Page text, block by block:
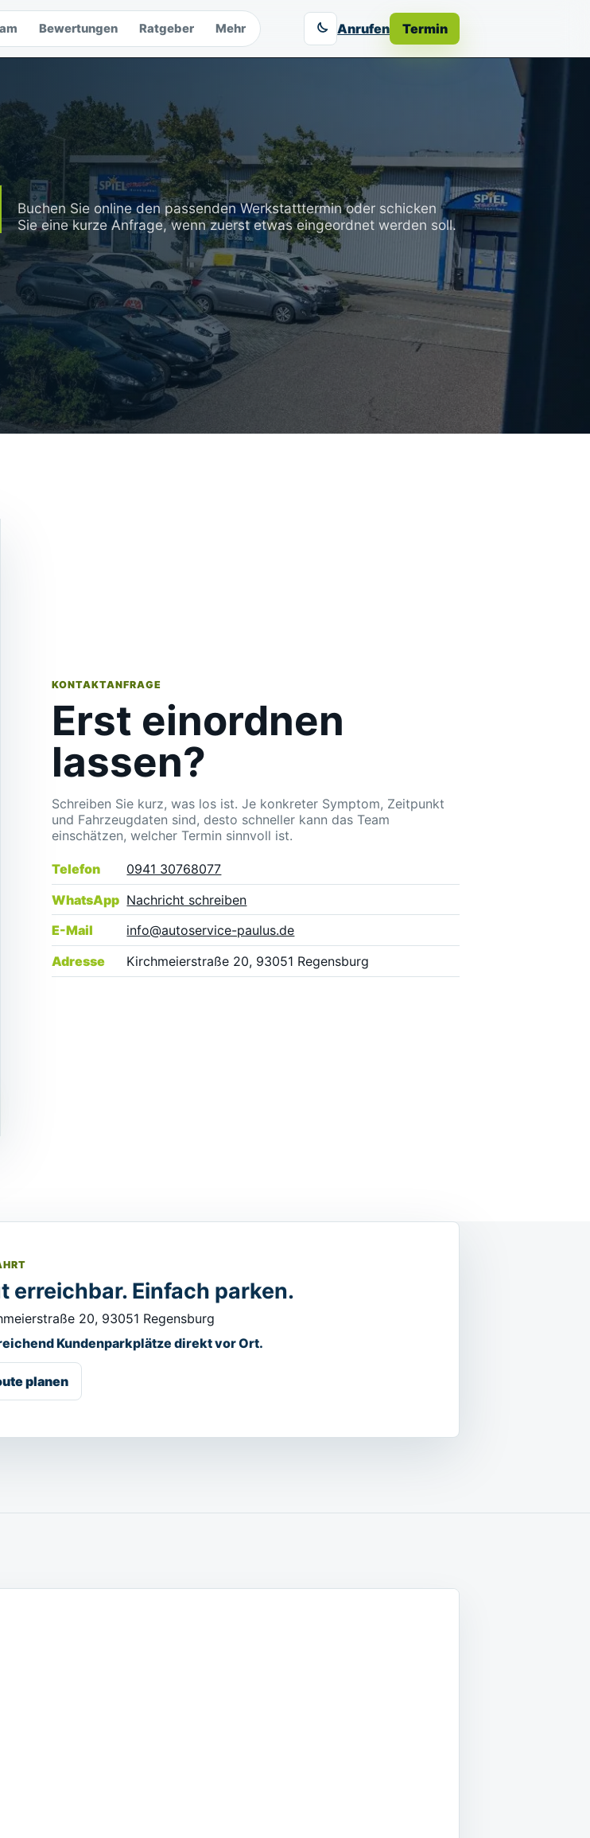
Bewertungen Ratgeber Mehr Anrufen Termin
Buchen Sie online den passenden Werkstatttermin oder schicken
Sie eine kurze Anfrage, wenn zuerst etwas eingeordnet werden soll.
KONTAKTANFRAGE
Erst einordnen
lassen?
Schreiben Sie kurz, was los ist. Je konkreter Symptom, Zeitpunkt
und Fahrzeugdaten sind, desto schneller kann das Team
einschätzen, welcher Termin sinnvoll ist.
Telefon
0941 30768077
WhatsApp Nachricht schreiben
E-Mail
info@autoservice-paulus.de
Adresse
Kirchmeierstraße 20, 93051 Regensburg
erreichbar. Einfach parken.
20, 93051 Regensburg
Kundenparkplätze direkt vor Ort.
planen